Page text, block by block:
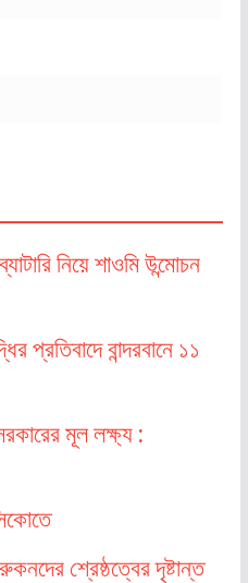
নিয়ে শাওমি উন্মোচন
প্রতিবাদে বান্দরবানে ১১
মূল লক্ষ্য :
শ্রেষ্ঠত্বের দৃষ্টান্ত